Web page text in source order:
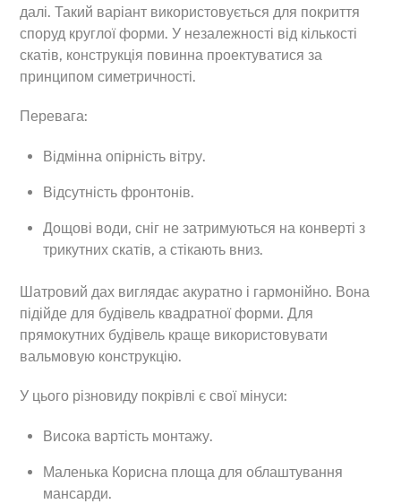
далі. Такий варіант використовується для покриття
споруд круглої форми. У незалежності від кількості
скатів, конструкція повинна проектуватися за
принципом симетричності.
Перевага:
Відмінна опірність вітру.
Відсутність фронтонів.
Дощові води, сніг не затримуються на конверті з
трикутних скатів, а стікають вниз.
Шатровий дах виглядає акуратно і гармонійно. Вона
підійде для будівель квадратної форми. Для
прямокутних будівель краще використовувати
вальмовую конструкцію.
У цього різновиду покрівлі є свої мінуси:
Висока вартість монтажу.
Маленька Корисна площа для облаштування
мансарди.